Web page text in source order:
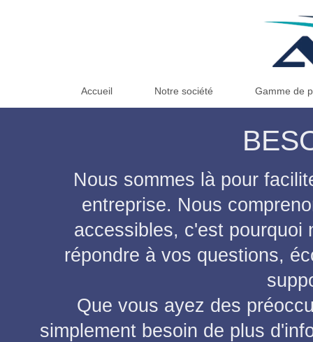
Accueil Notre société Gamme de
Nous sommes là pour
entreprise. Nous
accessibles, c'est pourquoi
répondre à vos questions,
Que vous ayez des
simplement besoin de plus